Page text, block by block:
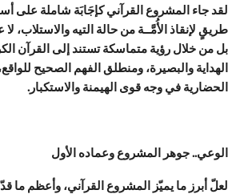
لقد جاء المشروع القرآني كإجَابَة شاملة على
طريقٍ لإنقاذ الأُمَّــة من حالة التيه والاستلاب،
بل من خلال رؤية متماسكة تستند إلى القرآن
الهداية والبصيرة، ومنطلق الفهم الصحيح
الحضارية في وجه قوى الهيمنة والاستكبار.
الوعي.. جوهر المشروع وعماده الأول
لعلّ أبرز ما يميّز المشروع القرآني، وأعظم ما